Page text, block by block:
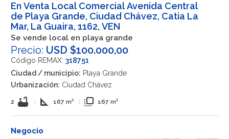
En Venta Local Comercial Avenida Central
de Playa Grande, Ciudad Chávez, Catia La
Mar, La Guaira, 1162, VEN
Se vende local en playa grande
Precio: USD $100.000,00
Código REMAX: 318751
Ciudad / municipio: Playa Grande
Urbanización: Ciudad Chávez
2 bathtub square_foot 167 m² flip_to_front 167 m²
Negocio